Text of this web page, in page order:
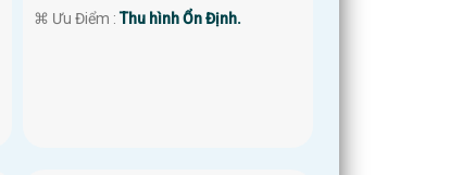
️⌘ Ưu Điểm :Thu hình Ổn Định.